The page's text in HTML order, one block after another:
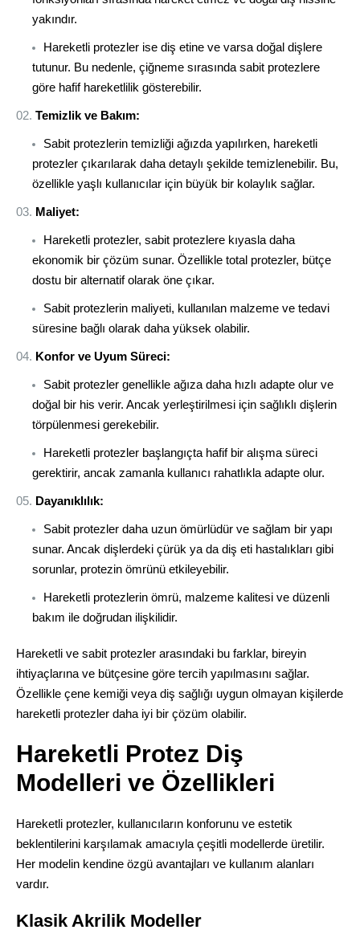
yakındır.
Hareketli protezler ise diş etine ve varsa doğal dişlere
tutunur. Bu nedenle, çiğneme sırasında sabit protezlere
göre hafif hareketlilik gösterebilir.
Temizlik ve Bakım:
Sabit protezlerin temizliği ağızda yapılırken, hareketli
protezler çıkarılarak daha detaylı şekilde temizlenebilir. Bu,
özellikle yaşlı kullanıcılar için büyük bir kolaylık sağlar.
Maliyet:
Hareketli protezler, sabit protezlere kıyasla daha
ekonomik bir çözüm sunar. Özellikle total protezler, bütçe
dostu bir alternatif olarak öne çıkar.
Sabit protezlerin maliyeti, kullanılan malzeme ve tedavi
süresine bağlı olarak daha yüksek olabilir.
Konfor ve Uyum Süreci:
Sabit protezler genellikle ağıza daha hızlı adapte olur ve
doğal bir his verir. Ancak yerleştirilmesi için sağlıklı dişlerin
törpülenmesi gerekebilir.
Hareketli protezler başlangıçta hafif bir alışma süreci
gerektirir, ancak zamanla kullanıcı rahatlıkla adapte olur.
Dayanıklılık:
Sabit protezler daha uzun ömürlüdür ve sağlam bir yapı
sunar. Ancak dişlerdeki çürük ya da diş eti hastalıkları gibi
sorunlar, protezin ömrünü etkileyebilir.
Hareketli protezlerin ömrü, malzeme kalitesi ve düzenli
bakım ile doğrudan ilişkilidir.
Hareketli ve sabit protezler arasındaki bu farklar, bireyin
ihtiyaçlarına ve bütçesine göre tercih yapılmasını sağlar.
Özellikle çene kemiği veya diş sağlığı uygun olmayan kişilerde
hareketli protezler daha iyi bir çözüm olabilir.
Hareketli Protez Diş
Modelleri ve Özellikleri
Hareketli protezler, kullanıcıların konforunu ve estetik
beklentilerini karşılamak amacıyla çeşitli modellerde üretilir.
Her modelin kendine özgü avantajları ve kullanım alanları
vardır.
Klasik Akrilik Modeller